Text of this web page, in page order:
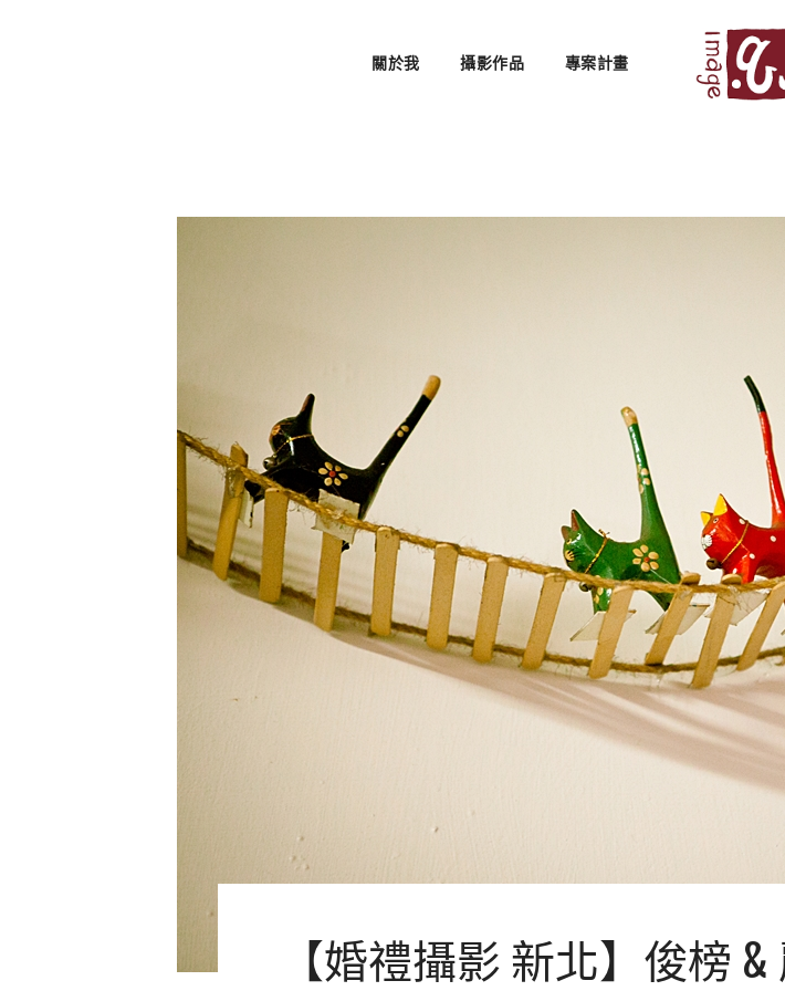
關於我 攝影作品 專案計畫
【婚禮攝影 新北】俊榜